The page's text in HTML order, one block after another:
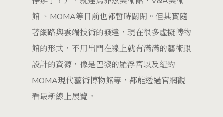
館 、MOMA等目前也都暫時關閉。但其實隨
著網路與雲端技術的發達，現在很多虛擬博物
館的形式，不用出門在線上就有滿滿的藝術跟
設計的資源，像是巴黎的羅浮宮以及紐約
MOMA現代藝術博物館等，都能透過官網觀
看最新線上展覽。